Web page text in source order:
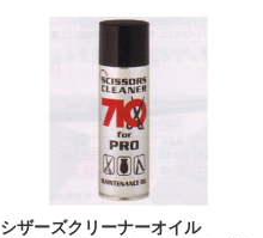
シザーズクリーナーオイル